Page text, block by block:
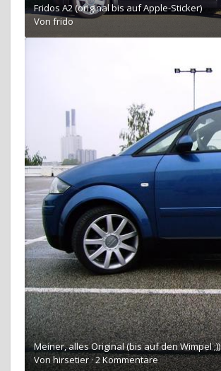
Fridos A2 (original bis auf Apple-Sticker)
Von frido
Meiner, alles Original (bis auf den Wimpel ;))
Vonhirsetier·2 Kommentare